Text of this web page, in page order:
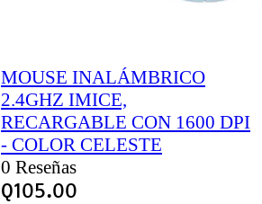
MOUSE INALÁMBRICO
2.4GHZ IMICE,
RECARGABLE CON 1600 DPI
- COLOR CELESTE
0 Reseñas
Q105.00